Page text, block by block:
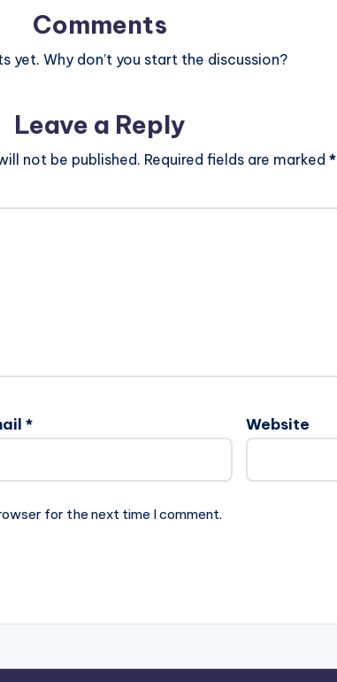
Comments
yet. Why don’t you start the discussion?
Leave a Reply
not be published. Required fields are marked*
* Website
for the next time I comment.